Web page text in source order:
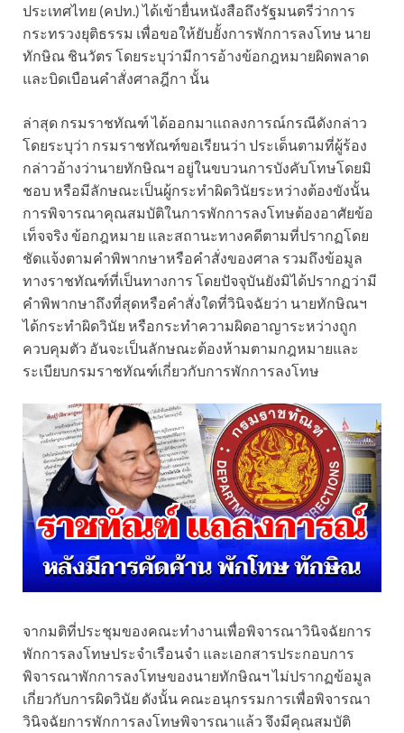
ประเทศไทย (คปท.) ได้เข้ายื่นหนังสือถึงรัฐมนตรีว่าการ
กระทรวงยุติธรรม เพื่อขอให้ยับยั้งการพักการลงโทษ นาย
ทักษิณ ชินวัตร โดยระบุว่ามีการอ้างข้อกฎหมายผิดพลาด
และบิดเบือนคำสั่งศาลฎีกา นั้น
ล่าสุด กรมราชทัณฑ์ ได้ออกมาเเถลงการณ์กรณีดังกล่าว
โดยระบุว่า กรมราชทัณฑ์ขอเรียนว่า ประเด็นตามที่ผู้ร้อง
กล่าวอ้างว่านายทักษิณฯ อยู่ในขบวนการบังคับโทษโดยมิ
ชอบ หรือมีลักษณะเป็นผู้กระทำผิดวินัยระหว่างต้องขังนั้น
การพิจารณาคุณสมบัติในการพักการลงโทษต้องอาศัยข้อ
เท็จจริง ข้อกฎหมาย และสถานะทางคดีตามที่ปรากฏโดย
ชัดแจ้งตามคำพิพากษาหรือคำสั่งของศาล รวมถึงข้อมูล
ทางราชทัณฑ์ที่เป็นทางการ โดยปัจจุบันยังมิได้ปรากฏว่ามี
คำพิพากษาถึงที่สุดหรือคำสั่งใดที่วินิจฉัยว่า นายทักษิณฯ
ได้กระทำผิดวินัย หรือกระทำความผิดอาญาระหว่างถูก
ควบคุมตัว อันจะเป็นลักษณะต้องห้ามตามกฎหมายและ
ระเบียบกรมราชทัณฑ์เกี่ยวกับการพักการลงโทษ
จากมติที่ประชุมของคณะทำงานเพื่อพิจารณาวินิจฉัยการ
พักการลงโทษประจำเรือนจำ และเอกสารประกอบการ
พิจารณาพักการลงโทษของนายทักษิณฯ ไม่ปรากฏข้อมูล
เกี่ยวกับการผิดวินัย ดังนั้น คณะอนุกรรมการเพื่อพิจารณา
วินิจฉัยการพักการลงโทษพิจารณาแล้ว จึงมีคุณสมบัติ